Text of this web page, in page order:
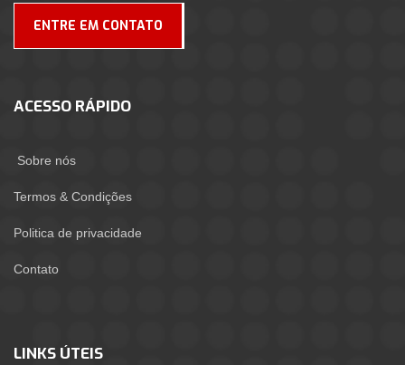
ENTRE EM CONTATO
ACESSO RÁPIDO
Sobre nós
Termos & Condições
Politica de privacidade
Contato
LINKS ÚTEIS